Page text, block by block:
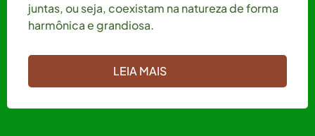
juntas, ou seja, coexistam na natureza de forma
harmônica e grandiosa.
LEIA MAIS